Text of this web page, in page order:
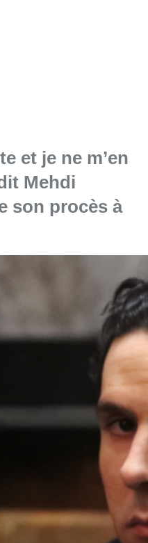
et je ne m’en
Mehdi
son procès à